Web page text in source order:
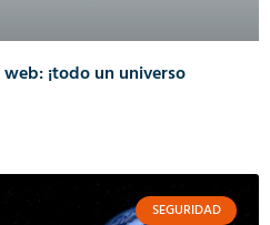
¡todo un universo
SEGURIDAD